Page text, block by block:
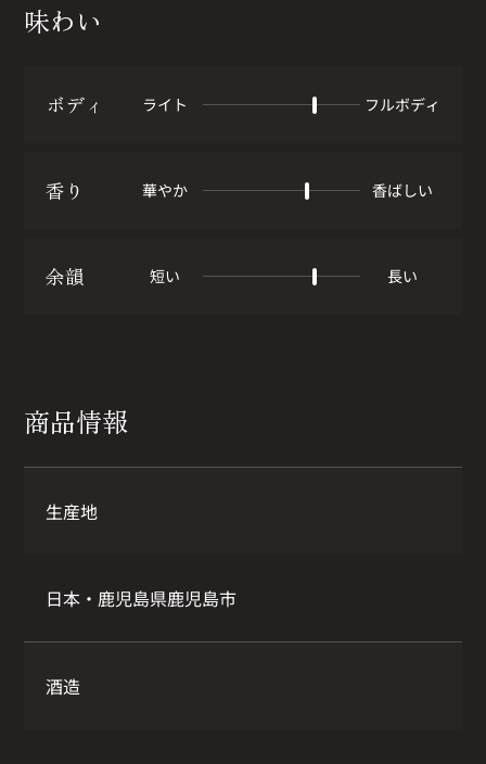
味わい
ボディ ライト フルボディ
香り 華やか 香ばしい
余韻 短い 長い
商品情報
生産地
日本・鹿児島県鹿児島市
酒造